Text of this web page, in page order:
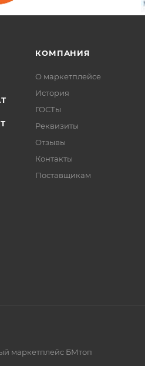
КОМПАНИЯ
О маркетплейсе
История
ГОСТы
Реквизиты
Отзывы
Контакты
Поставщикам
маркетплейс БМтоп